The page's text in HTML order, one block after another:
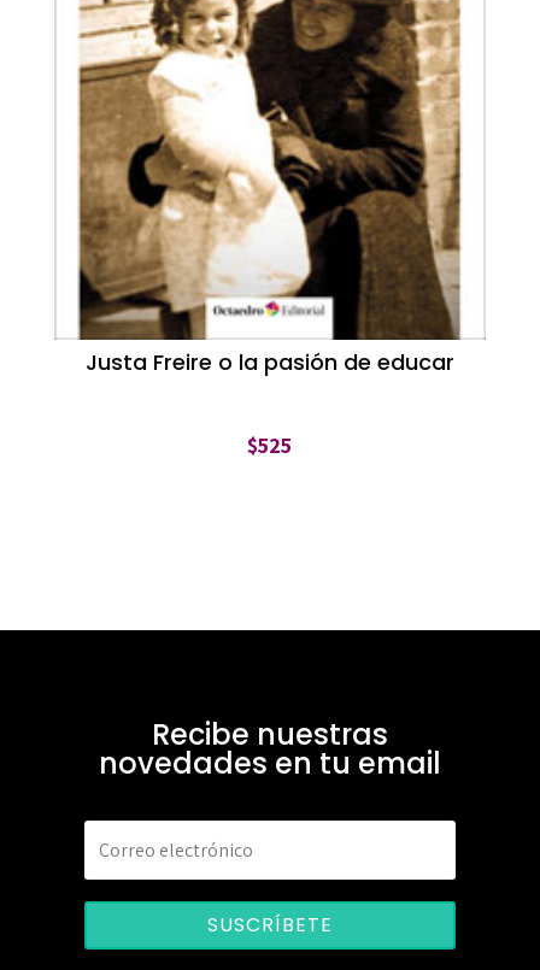
Justa Freire o la pasión de educar
$525
Recibe nuestras
novedades en tu email
SUSCRÍBETE